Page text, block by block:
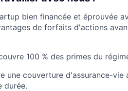
bien financée et éprouvée
de forfaits d'actions
100 % des primes du
une couverture d'assurance-vie
durée.